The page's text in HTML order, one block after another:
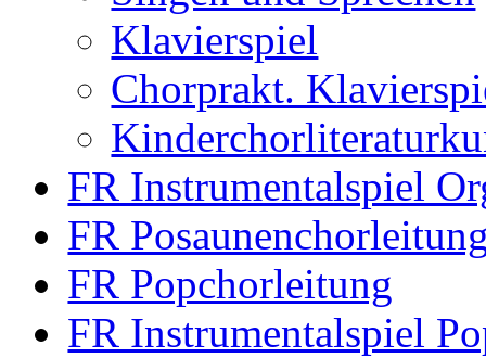
Klavierspiel
Chorprakt.
FR Instrumentalspiel
FR
FR Popchorleitung
FR Instrumentalspiel